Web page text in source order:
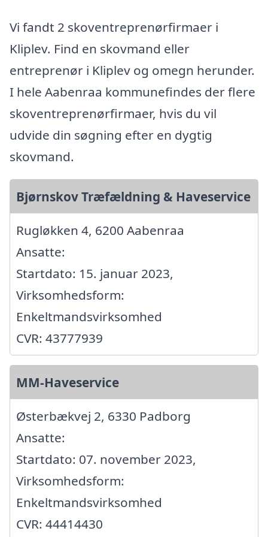
Vi fandt 2 skoventreprenørfirmaer i
Kliplev. Find en skovmand eller
entreprenør i Kliplev og omegn herunder.
I hele Aabenraa kommunefindes der flere
skoventreprenørfirmaer, hvis du vil
udvide din søgning efter en dygtig
skovmand.
Bjørnskov Træfældning & Haveservice
Rugløkken 4, 6200 Aabenraa
Ansatte:
Startdato: 15. januar 2023,
Virksomhedsform:
Enkeltmandsvirksomhed
CVR: 43777939
MM-Haveservice
Østerbækvej 2, 6330 Padborg
Ansatte:
Startdato: 07. november 2023,
Virksomhedsform:
Enkeltmandsvirksomhed
CVR: 44414430